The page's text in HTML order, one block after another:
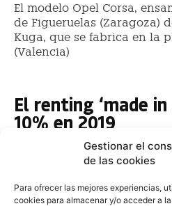
Gestionar el
de las cookies
Para ofrecer las mejores experiencias,
cookies para almacenar y/o acceder a
El modelo Opel Corsa,
de Figueruelas (Zaragoza)
Kuga, que se fabrica en la
(Valencia)
El renting ‘made in
10% en 2019
6 de febrero de 2020
Las matriculaciones de
ejercicio pasado y hasta